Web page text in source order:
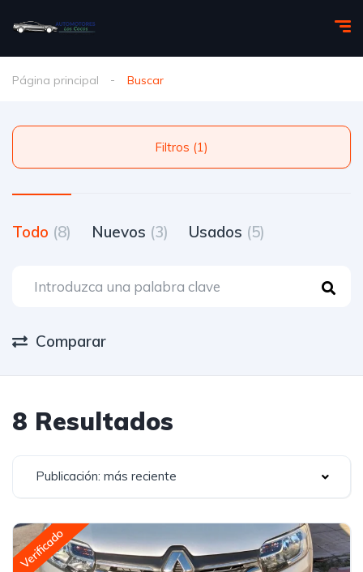
Página principal Buscar
Filtros (1)
Todo (8) Nuevos (3) Usados (5)
Comparar
8 Resultados
Publicación: más reciente
Verificado